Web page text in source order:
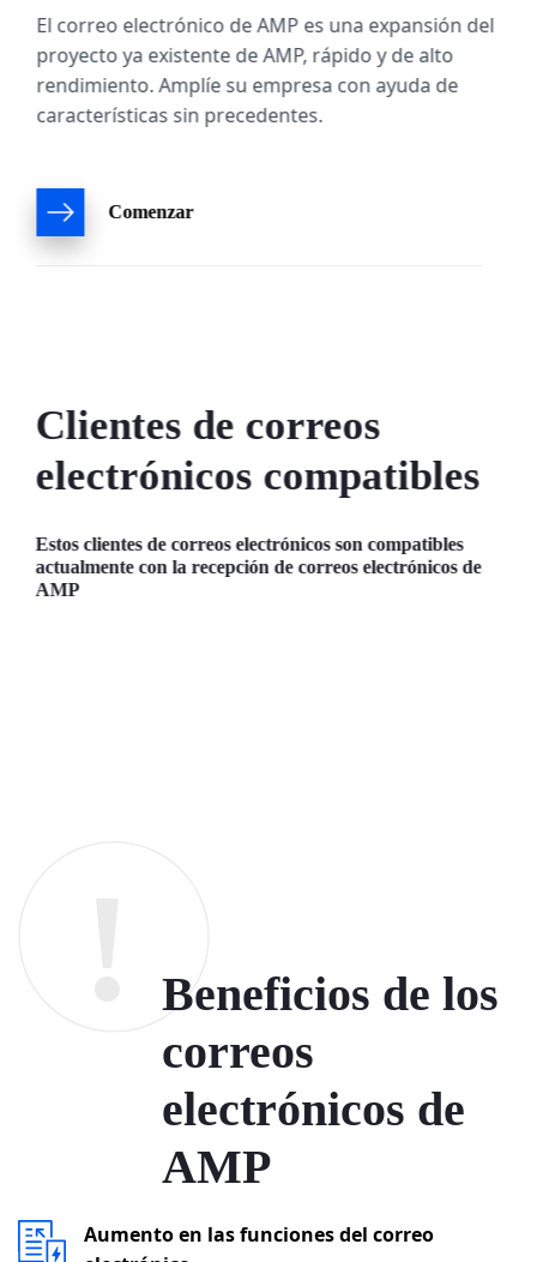
El correo electrónico de AMP es una expansión del
proyecto ya existente de AMP, rápido y de alto
rendimiento. Amplíe su empresa con ayuda de
características sin precedentes.
Comenzar
Clientes de correos
electrónicos compatibles
Estos clientes de correos electrónicos son compatibles
actualmente con la recepción de correos electrónicos de
AMP
Beneficios de los
correos
electrónicos de
AMP
Aumento en las funciones del correo